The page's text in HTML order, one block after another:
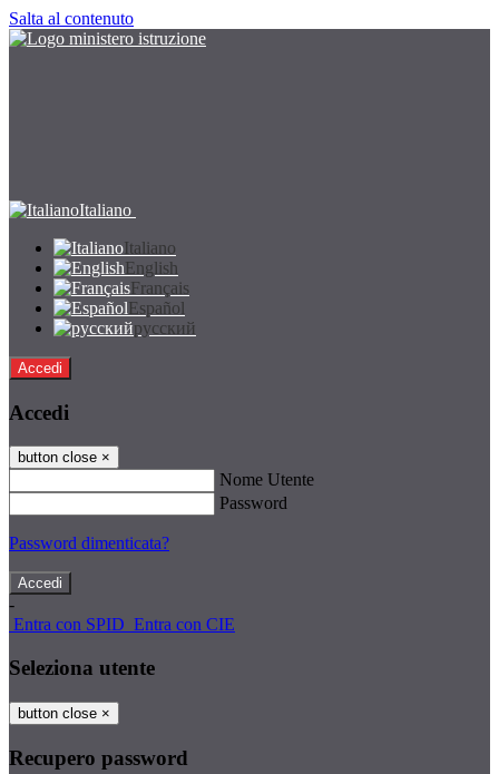
Salta al contenuto
Italiano
Italiano
English
Français
Español
русский
Accedi
Accedi
button close ×
Nome Utente
Password
Password dimenticata?
-
Entra con SPID Entra con CIE
Seleziona utente
button close ×
Recupero password